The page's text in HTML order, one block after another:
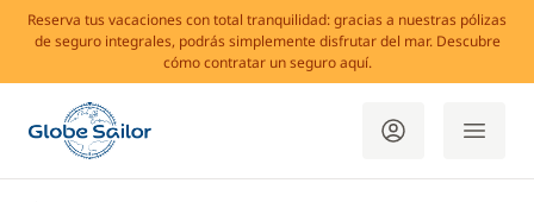
Reserva tus vacaciones con total tranquilidad: gracias a nuestras pólizas
de seguro integrales, podrás simplemente disfrutar del mar. Descubre
cómo contratar un seguro aquí.